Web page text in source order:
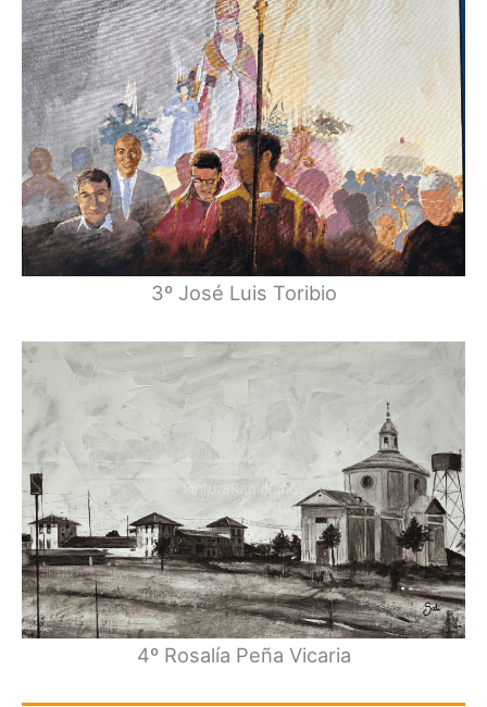
3º José Luis Toribio
4º Rosalía Peña Vicaria